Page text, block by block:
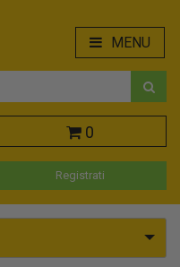
MENU
0
Registrati